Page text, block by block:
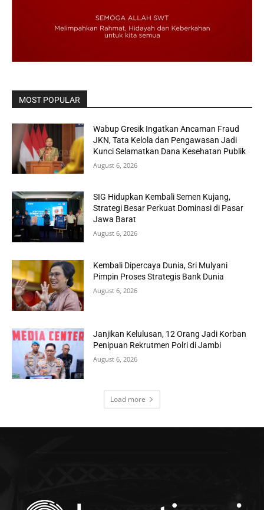
MOST POPULAR
Wabup Gresik Ingatkan Ancaman Fraud
JKN, Tata Kelola dan Pengawasan Jadi
Kunci Selamatkan Dana Kesehatan Publik
August 6, 2026
SIG Hidupkan Kembali Semen Kujang,
Strategi Besar Perkuat Dominasi di Pasar
Jawa Barat
August 6, 2026
Kembali Dipercaya Dunia, Sri Mulyani
Pimpin Proses Strategis Bank Dunia
August 6, 2026
Janjikan Kelulusan, 12 Orang Jadi Korban
Penipuan Rekrutmen Polri di Jambi
August 6, 2026
Load more